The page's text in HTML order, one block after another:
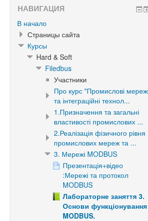
НАВИГАЦИЯ
В начало
Страницы сайта
Курсы
Hard & Soft
Filedbus
Участники
Про курс "Промислові
та інтеграційні технол...
1.Призначення та загальні
властивості промислових ...
2.Реалізація фізичного рівня
промислових мереж та ...
3. Мережі MODBUS
Презентація+відео
:Мережі та протокол
MODBUS
Лабораторне заняття 3.
Основи функціонування
MODBUS.